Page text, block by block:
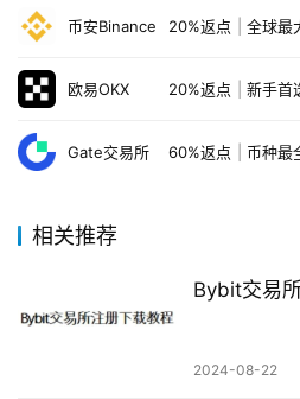
币安Binance 20%返点 全球最
欧易OKX 20%返点 新手首
Gate交易所 60%返点 币种最
相关推荐
Bybit交易
2024-08-22